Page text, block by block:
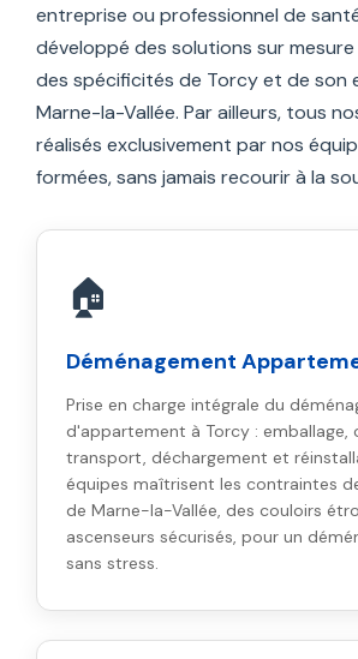
entreprise ou professionnel de
développé des solutions sur
des spécificités de Torcy et de son
Marne-la-Vallée. Par ailleurs, tous
réalisés exclusivement par nos
formées, sans jamais recourir à la
🏠
Déménagement
Prise en charge intégrale du
d'appartement à Torcy : emballage,
transport, déchargement et
équipes maîtrisent les contraintes
de Marne-la-Vallée, des couloirs
ascenseurs sécurisés, pour un
sans stress.